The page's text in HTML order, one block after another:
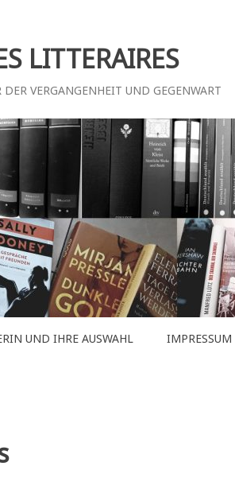
LITTERAIRES
VERGANGENHEIT UND GEGENWART
UND IHRE AUSWAHL